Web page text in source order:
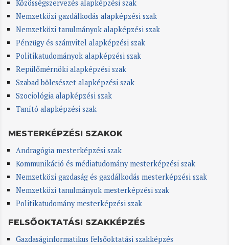
Közösségszervezés alapképzési szak
Nemzetközi gazdálkodás alapképzési szak
Nemzetközi tanulmányok alapképzési szak
Pénzügy és számvitel alapképzési szak
Politikatudományok alapképzési szak
Repülőmérnöki alapképzési szak
Szabad bölcsészet alapképzési szak
Szociológia alapképzési szak
Tanító alapképzési szak
MESTERKÉPZÉSI SZAKOK
Andragógia mesterképzési szak
Kommunikáció és médiatudomány mesterképzési szak
Nemzetközi gazdaság és gazdálkodás mesterképzési szak
Nemzetközi tanulmányok mesterképzési szak
Politikatudomány mesterképzési szak
FELSŐOKTATÁSI SZAKKÉPZÉS
Gazdaságinformatikus felsőoktatási szakképzés